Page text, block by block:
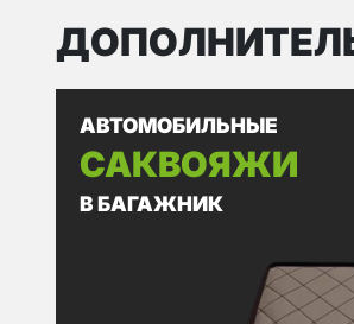
АВТОМОБИЛЬНЫЕ
САКВОЯЖИ
В БАГАЖНИК